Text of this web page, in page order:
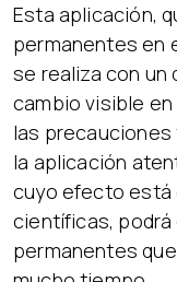
Esta aplicación,
permanentes en
se realiza con un
cambio visible
las
la aplicación
cuyo efecto está
científicas, podrá
permanentes